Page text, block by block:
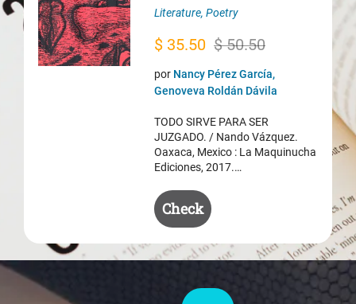
Literature,Poetry
$50.50
Original
price
was:
$ 50.50.
$ 35.50
Current
price
is:
$ 35.50.
por Nancy Pérez García,
Genoveva Roldán Dávila
TODO SIRVE PARA SER
JUZGADO. / Nando Vázquez.
Oaxaca, Mexico : La Maquinucha
Ediciones, 2017.…
Check